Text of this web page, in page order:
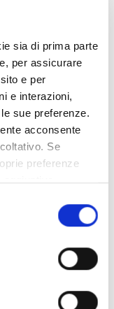
sia di prima parte
per assicurare
e per
e interazioni,
sue preferenze.
acconsente
Se
preferenze
aggiuntive,
dettagli".
Fondo
Decalia
Society
2023 non
dal fondo
fusione al